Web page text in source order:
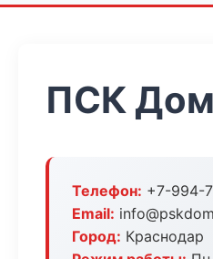
ПСК
Телефон: +7-994-
Email:
Город: Краснодар